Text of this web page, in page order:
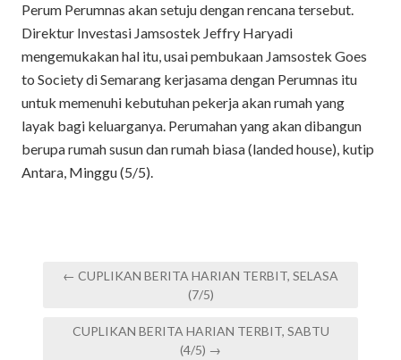
Perum Perumnas akan setuju dengan rencana tersebut.
Direktur Investasi Jamsostek Jeffry Haryadi
mengemukakan hal itu, usai pembukaan Jamsostek Goes
to Society di Semarang kerjasama dengan Perumnas itu
untuk memenuhi kebutuhan pekerja akan rumah yang
layak bagi keluarganya. Perumahan yang akan dibangun
berupa rumah susun dan rumah biasa (landed house), kutip
Antara, Minggu (5/5).
Post← CUPLIKAN BERITA HARIAN TERBIT, SELASA
(7/5)
CUPLIKAN BERITA HARIAN TERBIT, SABTU
(4/5) →